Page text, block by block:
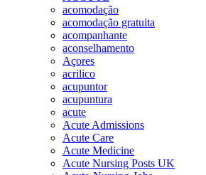
acomodação
acomodação gratuita
acompanhante
aconselhamento
Açores
acrilico
acupuntor
acupuntura
acute
Acute Admissions
Acute Care
Acute Medicine
Acute Nursing Posts UK